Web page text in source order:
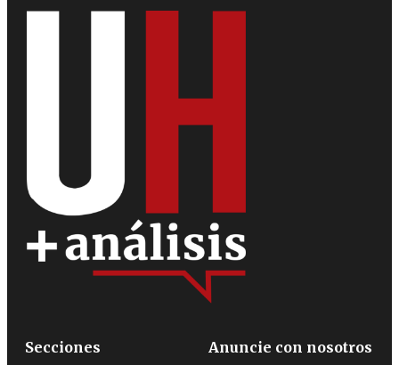
Secciones
Anuncie con nosotros